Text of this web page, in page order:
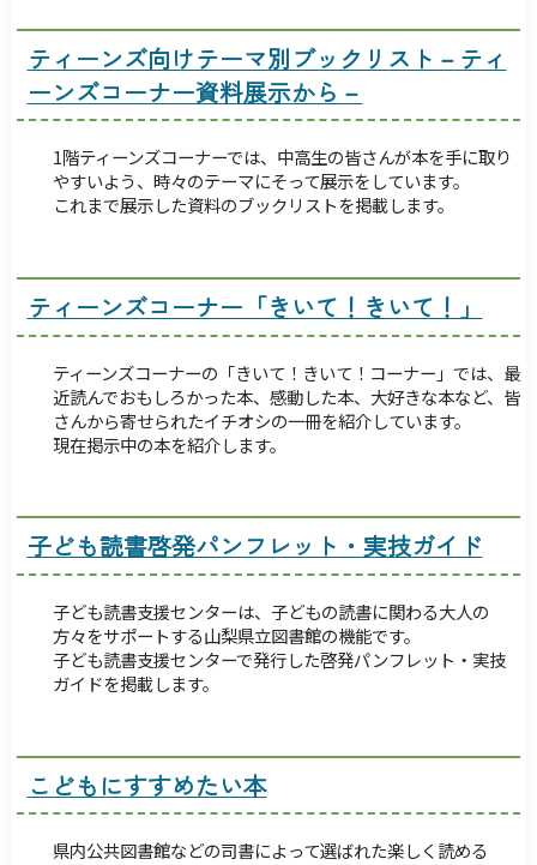
ティーンズ向けテーマ別ブックリスト－ティ
ーンズコーナー資料展示から－
1階ティーンズコーナーでは、中高生の皆さんが本を手に取り
やすいよう、時々のテーマにそって展示をしています。
これまで展示した資料のブックリストを掲載します。
ティーンズコーナー「きいて！きいて！」
ティーンズコーナーの「きいて！きいて！コーナー」では、最
近読んでおもしろかった本、感動した本、大好きな本など、皆
さんから寄せられたイチオシの一冊を紹介しています。
現在掲示中の本を紹介します。
子ども読書啓発パンフレット・実技ガイド
子ども読書支援センターは、子どもの読書に関わる大人の
方々をサポートする山梨県立図書館の機能です。
子ども読書支援センターで発行した啓発パンフレット・実技
ガイドを掲載します。
こどもにすすめたい本
県内公共図書館などの司書によって選ばれた楽しく読める